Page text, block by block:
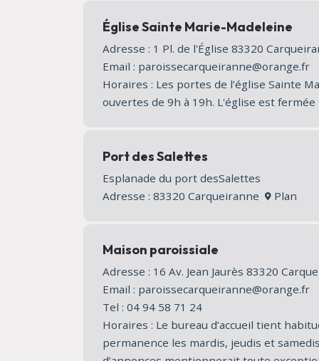
Église Sainte Marie-Madeleine
Adresse : 1 Pl. de l'Église 83320
Email : paroissecarqueiranne@orange.fr
Horaires : Les portes de l’église Sainte
ouvertes de 9h à 19h. L'église est
Port des Salettes
Esplanade du port desSalettes
Adresse : 83320 Carqueiranne
Plan
Maison paroissiale
Adresse : 16 Av. Jean Jaurès 83320
Email : paroissecarqueiranne@orange.fr
Tel : 04 94 58 71 24
Horaires : Le bureau d’accueil tient
permanence les mardis, jeudis et